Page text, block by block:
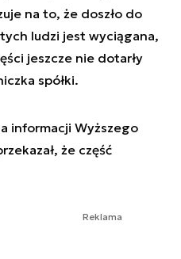
na to, że doszło do
tych ludzi jest wyciągana,
jeszcze nie dotarły
spółki.
informacji Wyższego
że część
Reklama